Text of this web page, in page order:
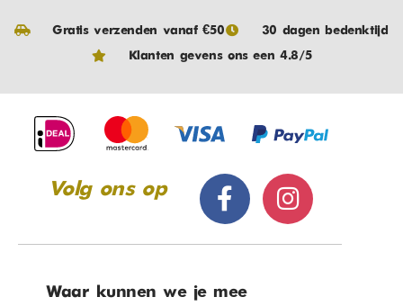
Gratis verzenden vanaf €50
30 dagen bedenktijd
Klanten gevens ons een 4.8/5
Volg ons op
Waar kunnen we je mee